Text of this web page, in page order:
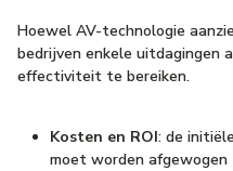
Hoewel AV-technologie
bedrijven enkele uitdagingen
effectiviteit te bereiken.
Kosten en ROI: de
moet worden